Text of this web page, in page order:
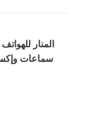
المنار
سماعات